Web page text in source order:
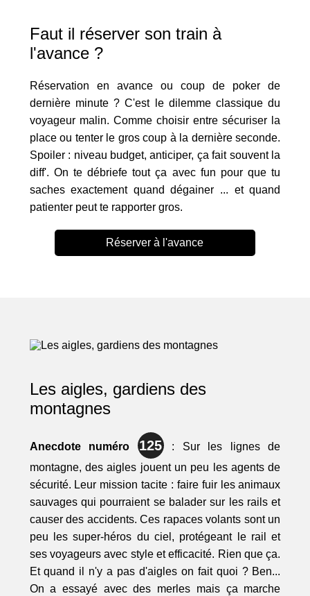
Faut il réserver son train à
l'avance ?
Réservation en avance ou coup de poker de
dernière minute ? C'est le dilemme classique du
voyageur malin. Comme choisir entre sécuriser la
place ou tenter le gros coup à la dernière seconde.
Spoiler : niveau budget, anticiper, ça fait souvent la
diff'. On te débriefe tout ça avec fun pour que tu
saches exactement quand dégainer ... et quand
patienter peut te rapporter gros.
Réserver à l'avance
Les aigles, gardiens des
montagnes
Anecdote numéro 125: Sur les lignes de
montagne, des aigles jouent un peu les agents de
sécurité. Leur mission tacite : faire fuir les animaux
sauvages qui pourraient se balader sur les rails et
causer des accidents. Ces rapaces volants sont un
peu les super-héros du ciel, protégeant le rail et
ses voyageurs avec style et efficacité. Rien que ça.
Et quand il n'y a pas d'aigles on fait quoi ? Ben...
On a essayé avec des merles mais ça marche